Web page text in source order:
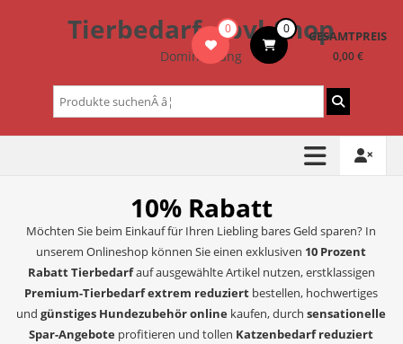
Tierbedarf – bvl-Shop
Dominik Lang
0 0 GESAMTPREIS
0,00 €
Suchen
nach:
10% Rabatt
Möchten Sie beim Einkauf für Ihren Liebling bares Geld sparen? In
unserem Onlineshop können Sie einen exklusiven 10 Prozent
Rabatt Tierbedarfauf ausgewählte Artikel nutzen, erstklassigen
Premium-Tierbedarf extrem reduziert bestellen, hochwertiges
undgünstiges Hundezubehör online kaufen, durchsensationelle
Spar-Angebote profitieren und tollen Katzenbedarf reduziert